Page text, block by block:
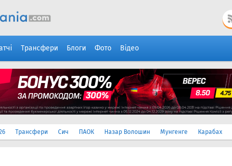
Трансфери Блоги Фото Відео
Трансфери Сич ПАОК Назар Волошин Мунгенге Карабах